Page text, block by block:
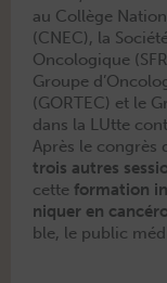
au Col­lège
(CNEC), la
Oncologique
Groupe
(GORTEC) et le
dans la LUtte
Après le con­grès
trois autres
cette for­ma­tion
ni­quer en
ble, le pub­lic